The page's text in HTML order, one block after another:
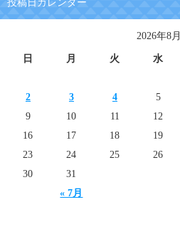
投稿日カレンダー
2026年8月
日 月 火 水
« 7月
2
3 4 5
9
10 11 12
16
17 18 19
23
24 25 26
30
31